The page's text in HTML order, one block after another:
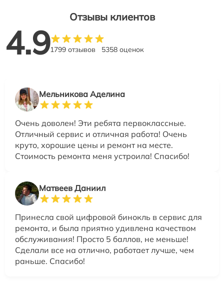
Отзывы клиентов
4.91799 отзывов 5358 оценок
Мельникова Аделина
Очень доволен! Эти ребята первоклассные.
Отличный сервис и отличная работа! Очень
круто, хорошие цены и ремонт на месте.
Стоимость ремонта меня устроила! Спасибо!
Матвеев Даниил
Принесла свой цифровой бинокль в сервис для
ремонта, и была приятно удивлена качеством
обслуживания! Просто 5 баллов, не меньше!
Сделали все на отлично, работает лучше, чем
раньше. Спасибо!